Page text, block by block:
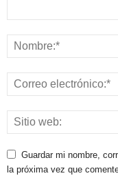
Guardar mi nombre,
la próxima vez que